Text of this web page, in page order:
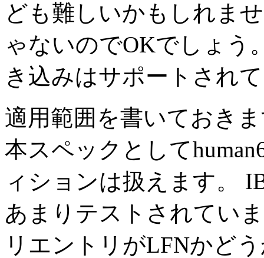
ども難しいかもしれま
ゃないのでOKでしょう
き込みはサポートされ
適用範囲を書いておき
本スペックとして
ィションは扱えます。
あまりテストされてい
リエントリがLFNかど